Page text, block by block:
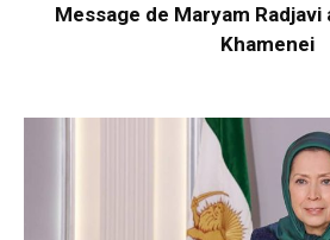
Message de Maryam
Khamenei